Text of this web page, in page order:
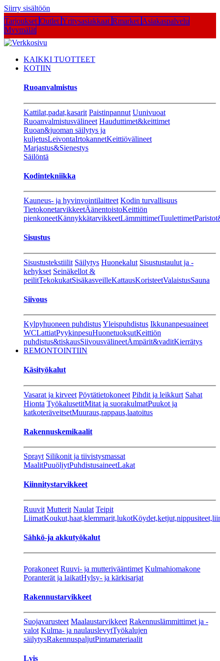
Siirry sisältöön
Tarjoukset Outlet Yritysasiakkaat Rmarket Asiakaspalvelu
Myymälät
KAIKKI TUOTTEET
KOTIIN
Ruoanvalmistus
Kattilat,padat,kasarit Paistinpannut Uunivuoat
Ruoanvalmistusvälineet Hauduttimet&keittimet
Ruoan&juoman säilytys ja
kuljetusLeivontaIrtokannetKeittiövälineet
Marjastus&Sienestys
Säilöntä
Kodintekniikka
Kauneus- ja hyvinvointilaitteet Kodin turvallisuus
TietokonetarvikkeetÄänentoistoKeittiön
pienkoneetKännykkätarvikkeetLämmittimetTuulettimet
Sisustus
Sisustustekstiilit Säilytys Huonekalut Sisustustaulut ja -
kehykset Seinäkellot &
peilitTekokukatSisäkasveilleKattausKoristeetValaistusSauna
Siivous
Kylpyhuoneen puhdistusYleispuhdistus Ikkunanpesuaineet
WCLattiatPyykinpesuHuonetuoksutKeittiön
puhdistus&tiskausSiivousvälineetÄmpärit&vaditKierrätys
REMONTOINTIIN
Käsityökalut
Vasarat ja kirveet Pöytätietokoneet Pihdit ja leikkurt Sahat
Hionta TyökalusetitMitat ja suorakulmatPuukot ja
katkoteräveitsetMuuraus,rappaus,laatoitus
Rakennuskemikaalit
Sprayt Silikonit ja tiivistysmassat
MaalitPuuöljytPuhdistusaineetLakat
Kiinnitystarvikkeet
Ruuvit Mutterit Naulat Teipit
LiimatKoukut,haat,klemmarit,lukot
Sähkö-ja akkutyökalut
Porakoneet Ruuvi- ja mutterivääntimet Kulmahiomakone
Poranterät ja laikatHylsy- ja kärkisarjat
Rakennustarvikkeet
Suojavarusteet Maalaustarvikkeet Rakennuslämmittimet ja -
valot Kulma- ja naulauslevytTyökalujen
säilytysRakennuspaljutPintamateriaalit
Lvis